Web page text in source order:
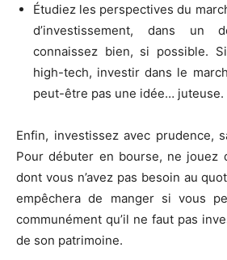
Étudiez les perspectives du
d’investissement, dans un
connaissez bien, si possible.
high-tech, investir dans le
peut-être pas une idée… juteuse.
Enfin, investissez avec prudence,
Pour débuter en bourse, ne jouez
dont vous n’avez pas besoin au
empêchera de manger si vous
communément qu’il ne faut pas
de son patrimoine.